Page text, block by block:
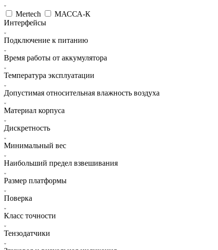
Mertech
МАССА-К
Интерфейсы
Подключение к питанию
Время работы от аккумулятора
Температура эксплуатации
Допустимая относительная влажность воздуха
Материал корпуса
Дискретность
Минимальный вес
Наибольший предел взвешивания
Размер платформы
Поверка
Класс точности
Тензодатчики